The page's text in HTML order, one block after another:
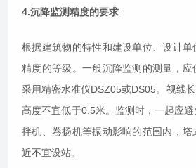
4.沉降监测精度的要求
根据建筑物的特性和建设单位、设计单
精度的等级。一般沉降监测的测量，
采用精密水准仪DSZ05或DS05。视线
高度不宜低于0.5米。监测时，一起应
拌机、卷扬机等振动影响的范围内，
近不宜设站。